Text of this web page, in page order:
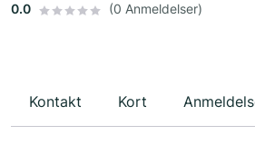
0.0 (0 Anmeldelser)
Kontakt Kort